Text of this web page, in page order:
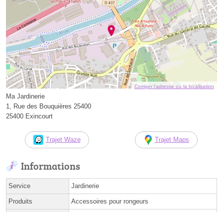
Corriger l’adresse ou la localisation
Ma Jardinerie
1, Rue des Bouquières 25400
25400 Exincourt
Trajet Waze Trajet Maps
Informations
Service Jardinerie
Produits Accessoires pour rongeurs